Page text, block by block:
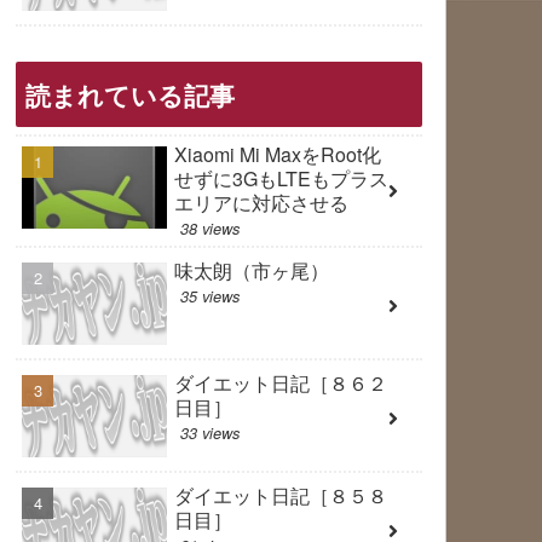
読まれている記事
Xiaomi Mi MaxをRoot化
せずに3GもLTEもプラス
エリアに対応させる
38 views
味太朗（市ヶ尾）
35 views
ダイエット日記［８６２
日目］
33 views
ダイエット日記［８５８
日目］